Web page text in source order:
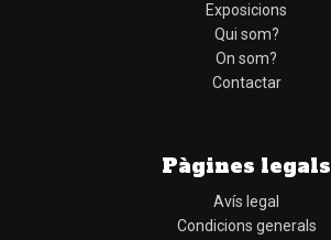
Exposicions
Qui som?
On som?
Contactar
Pàgines legals
Avís legal
Condicions generals